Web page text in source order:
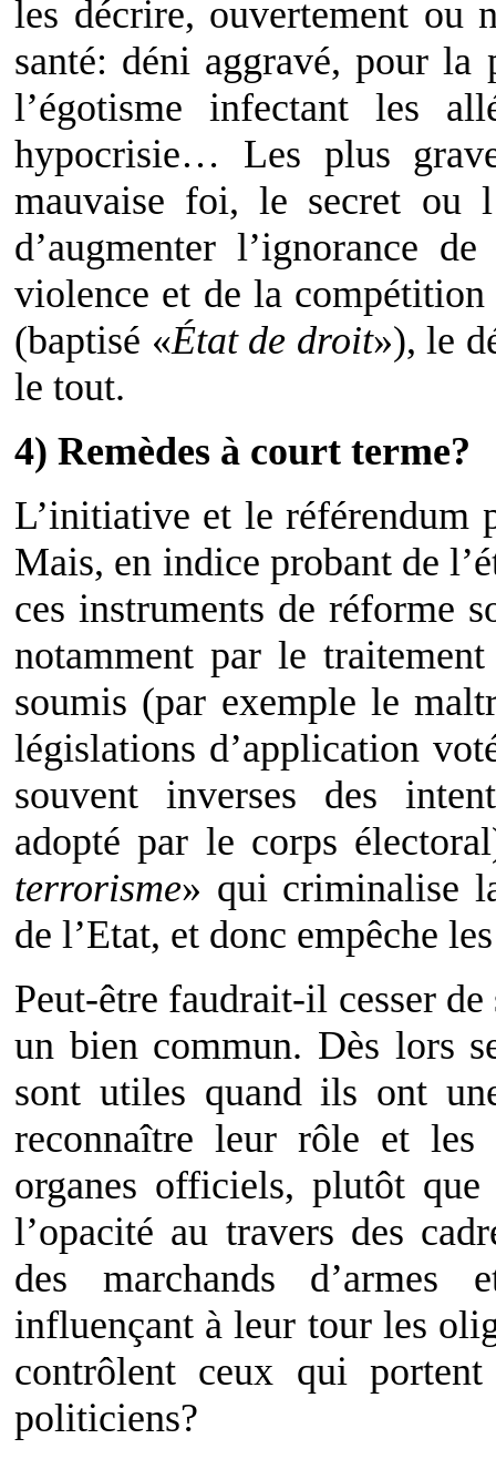
les décrire, ouvertement ou
santé: déni aggravé, pour
l’égotisme infectant les
hypocrisie… Les plus
mauvaise foi, le secret ou
d’augmenter l’ignorance
violence et de la
(baptisé «État de droit»), le
le tout.
4) Remèdes à court terme?
L’initiative et le référendum
Mais, en indice probant de
ces instruments de réforme
notamment par le
soumis (par exemple le
législations d’application
souvent inverses des
adopté par le corps
terrorisme» qui criminalise
de l’Etat, et donc empêche
Peut-être faudrait-il cesser
un bien commun. Dès lors
sont utiles quand ils ont
reconnaître leur rôle et les
organes officiels, plutôt
l’opacité au travers des
des marchands
influençant à leur tour les
contrôlent ceux qui
politiciens?